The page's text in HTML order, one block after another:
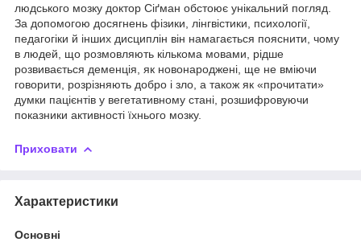
людського мозку доктор Сіґман обстоює унікальний погляд.
За допомогою досягнень фізики, лінгвістики, психології,
педагогіки й інших дисциплін він намагається пояснити, чому
в людей, що розмовляють кількома мовами, рідше
розвивається деменція, як новонароджені, ще не вміючи
говорити, розрізняють добро і зло, а також як «прочитати»
думки пацієнтів у вегетативному стані, розшифровуючи
показники активності їхнього мозку.
Приховати
Характеристики
Основні